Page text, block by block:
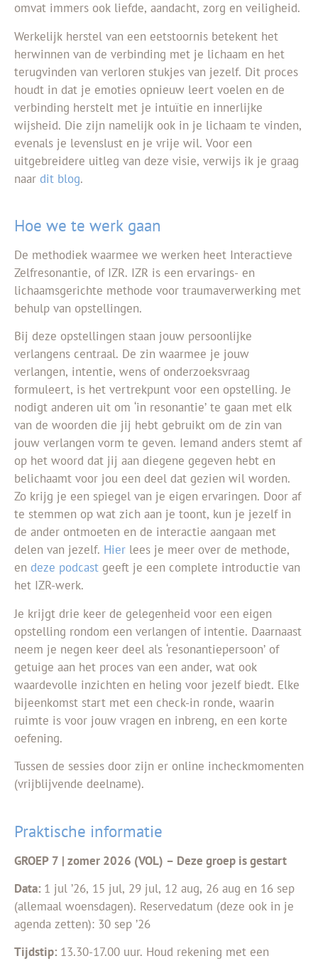
omvat immers ook liefde, aandacht, zorg en veiligheid.
Werkelijk herstel van een eetstoornis betekent het
herwinnen van de verbinding met je lichaam en het
terugvinden van verloren stukjes van jezelf. Dit proces
houdt in dat je emoties opnieuw leert voelen en de
verbinding herstelt met je intuïtie en innerlijke
wijsheid. Die zijn namelijk ook in je lichaam te vinden,
evenals je levenslust en je vrije wil. Voor een
uitgebreidere uitleg van deze visie, verwijs ik je graag
naar dit blog.
Hoe we te werk gaan
De methodiek waarmee we werken heet Interactieve
Zelfresonantie, of IZR. IZR is een ervarings- en
lichaamsgerichte methode voor traumaverwerking met
behulp van opstellingen.
Bij deze opstellingen staan jouw persoonlijke
verlangens centraal. De zin waarmee je jouw
verlangen, intentie, wens of onderzoeksvraag
formuleert, is het vertrekpunt voor een opstelling. Je
nodigt anderen uit om ‘in resonantie’ te gaan met elk
van de woorden die jij hebt gebruikt om de zin van
jouw verlangen vorm te geven. Iemand anders stemt af
op het woord dat jij aan diegene gegeven hebt en
belichaamt voor jou een deel dat gezien wil worden.
Zo krijg je een spiegel van je eigen ervaringen. Door af
te stemmen op wat zich aan je toont, kun je jezelf in
de ander ontmoeten en de interactie aangaan met
delen van jezelf. Hier lees je meer over de methode,
en deze podcast geeft je een complete introductie van
het IZR-werk.
Je krijgt drie keer de gelegenheid voor een eigen
opstelling rondom een verlangen of intentie. Daarnaast
neem je negen keer deel als ‘resonantiepersoon’ of
getuige aan het proces van een ander, wat ook
waardevolle inzichten en heling voor jezelf biedt. Elke
bijeenkomst start met een check-in ronde, waarin
ruimte is voor jouw vragen en inbreng, en een korte
oefening.
Tussen de sessies door zijn er online incheckmomenten
(vrijblijvende deelname).
Praktische informatie
GROEP 7 | zomer 2026 (VOL) – Deze groep is gestart
Data: 1 jul ’26, 15 jul, 29 jul, 12 aug, 26 aug en 16 sep
(allemaal woensdagen). Reservedatum (deze ook in je
agenda zetten): 30 sep ’26
Tijdstip: 13.30-17.00 uur. Houd rekening met een